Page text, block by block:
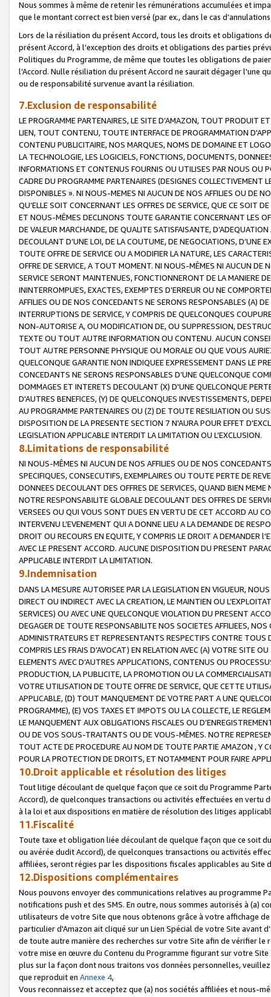
Nous sommes à même de retenir les rémunérations accumulées et
que le montant correct est bien versé (par ex., dans le cas
Lors de la résiliation du présent Accord, tous les droits et obligations
présent Accord, à l’exception des droits et obligations des parties
Politiques du Programme, de même que toutes les obligations de
l’Accord. Nulle résiliation du présent Accord ne saurait dégager l'une
ou de responsabilité survenue avant la résiliation.
7.Exclusion de responsabilité
LE PROGRAMME PARTENAIRES, LE SITE D’AMAZON, TOUT PRODUIT
LIEN, TOUT CONTENU, TOUTE INTERFACE DE PROGRAMMATION
CONTENU PUBLICITAIRE, NOS MARQUES, NOMS DE DOMAINE ET
LA TECHNOLOGIE, LES LOGICIELS, FONCTIONS, DOCUMENTS,
INFORMATIONS ET CONTENUS FOURNIS OU UTILISES PAR NOUS OU
CADRE DU PROGRAMME PARTENAIRES (DESIGNES COLLECTIVEMENT
DISPONIBLES ». NI NOUS-MEMES NI AUCUN DE NOS AFFILIES OU DE
QU’ELLE SOIT CONCERNANT LES OFFRES DE SERVICE, QUE CE SOIT
ET NOUS-MÊMES DECLINONS TOUTE GARANTIE CONCERNANT LES
DE VALEUR MARCHANDE, DE QUALITE SATISFAISANTE,
DECOULANT D’UNE LOI, DE LA COUTUME, DE NEGOCIATIONS, D’UNE
TOUTE OFFRE DE SERVICE OU A MODIFIER LA NATURE, LES
OFFRE DE SERVICE, A TOUT MOMENT. NI NOUS-MÊMES NI AUCUN DE
SERVICE SERONT MAINTENUES, FONCTIONNERONT DE LA MANIERE
ININTERROMPUES, EXACTES, EXEMPTES D’ERREUR OU NE
AFFILIES OU DE NOS CONCEDANTS NE SERONS RESPONSABLES (A)
INTERRUPTIONS DE SERVICE, Y COMPRIS DE QUELCONQUES
NON-AUTORISE A, OU MODIFICATION DE, OU SUPPRESSION,
TEXTE OU TOUT AUTRE INFORMATION OU CONTENU. AUCUN
TOUT AUTRE PERSONNE PHYSIQUE OU MORALE OU QUE VOUS
QUELCONQUE GARANTIE NON INDIQUEE EXPRESSEMENT DANS LE
CONCEDANTS NE SERONS RESPONSABLES D’UNE QUELCONQUE
DOMMAGES ET INTERETS DECOULANT (X) D'UNE QUELCONQUE
D'AUTRES BENEFICES, (Y) DE QUELCONQUES INVESTISSEMENTS,
AU PROGRAMME PARTENAIRES OU (Z) DE TOUTE RESILIATION OU
DISPOSITION DE LA PRESENTE SECTION 7 N'AURA POUR EFFET
LEGISLATION APPLICABLE INTERDIT LA LIMITATION OU L’EXCLUSION.
8.Limitations de responsabilité
NI NOUS-MÊMES NI AUCUN DE NOS AFFILIES OU DE NOS
SPECIFIQUES, CONSECUTIFS, EXEMPLAIRES OU TOUTE PERTE DE
DONNEES DECOULANT DES OFFRES DE SERVICES, QUAND BIEN
NOTRE RESPONSABILITE GLOBALE DECOULANT DES OFFRES DE
VERSEES OU QUI VOUS SONT DUES EN VERTU DE CET ACCORD AU
INTERVENU L’EVENEMENT QUI A DONNE LIEU A LA DEMANDE DE
DROIT OU RECOURS EN EQUITE, Y COMPRIS LE DROIT A DEMANDER
AVEC LE PRESENT ACCORD. AUCUNE DISPOSITION DU PRESENT
APPLICABLE INTERDIT LA LIMITATION.
9.Indemnisation
DANS LA MESURE AUTORISEE PAR LA LEGISLATION EN VIGUEUR,
DIRECT OU INDIRECT AVEC LA CREATION, LE MAINTIEN OU
SERVICES) OU AVEC UNE QUELCONQUE VIOLATION DU PRESENT
DEGAGER DE TOUTE RESPONSABILITE NOS SOCIETES AFFILIEES,
ADMINISTRATEURS ET REPRESENTANTS RESPECTIFS CONTRE
COMPRIS LES FRAIS D’AVOCAT) EN RELATION AVEC (A) VOTRE SITE
ELEMENTS AVEC D’AUTRES APPLICATIONS, CONTENUS OU
PRODUCTION, LA PUBLICITE, LA PROMOTION OU LA
VOTRE UTILISATION DE TOUTE OFFRE DE SERVICE, QUE CETTE
APPLICABLE, (D) TOUT MANQUEMENT DE VOTRE PART A UNE
PROGRAMME), (E) VOS TAXES ET IMPOTS OU LA COLLECTE, LE
LE MANQUEMENT AUX OBLIGATIONS FISCALES OU
OU DE VOS SOUS-TRAITANTS OU DE VOUS-MÊMES. NOTRE
TOUT ACTE DE PROCEDURE AU NOM DE TOUTE PARTIE AMAZON , Y
POUR LA PROTECTION DE DROITS, ET NOTAMMENT POUR FAIRE
10.Droit applicable et résolution des litiges
Tout litige découlant de quelque façon que ce soit du Programme
Accord), de quelconques transactions ou activités effectuées en vertu
à la loi et aux dispositions en matière de résolution des litiges
11.Fiscalité
Toute taxe et obligation liée découlant de quelque façon que ce soit
ou avérée dudit Accord), de quelconques transactions ou activités
affiliées, seront régies par les dispositions fiscales applicables au Site
12.Dispositions complémentaires
Nous pouvons envoyer des communications relatives au programme
notifications push et des SMS. En outre, nous sommes autorisés à
utilisateurs de votre Site que nous obtenons grâce à votre affichage
particulier d'Amazon ait cliqué sur un Lien Spécial de votre Site avant
de toute autre manière des recherches sur votre Site afin de vérifier
votre mise en œuvre du Contenu du Programme figurant sur votre
plus sur la façon dont nous traitons vos données personnelles,
que reproduit en Annexe 4,
Vous reconnaissez et acceptez que (a) nos sociétés affiliées et nous-